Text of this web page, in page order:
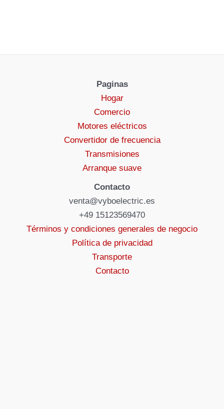
Paginas
Hogar
Comercio
Motores eléctricos
Convertidor de frecuencia
Transmisiones
Arranque suave
Contacto
venta@vyboelectric.es
+49 15123569470
Términos y condiciones generales de negocio
Política de privacidad
Transporte
Contacto